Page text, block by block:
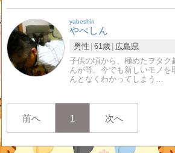
yabeshin
やべしん
男性 61歳
広島県
子供の頃から、極めたヲタク
んが等。今でも新しいモノを
んとなくわかってしまう…
前へ 1 次へ